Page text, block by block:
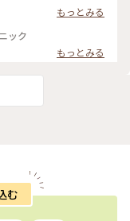
もっとみる
ック
もっとみる
む